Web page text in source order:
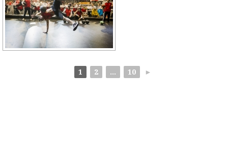
1 2 ... 10 ►